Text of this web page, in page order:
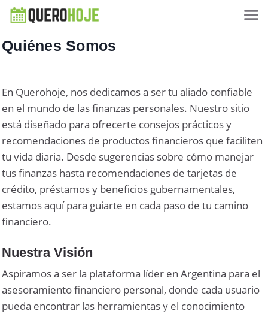
Quiénes Somos
En Querohoje, nos dedicamos a ser tu aliado confiable
en el mundo de las finanzas personales. Nuestro sitio
está diseñado para ofrecerte consejos prácticos y
recomendaciones de productos financieros que faciliten
tu vida diaria. Desde sugerencias sobre cómo manejar
tus finanzas hasta recomendaciones de tarjetas de
crédito, préstamos y beneficios gubernamentales,
estamos aquí para guiarte en cada paso de tu camino
financiero.
Nuestra Visión
Aspiramos a ser la plataforma líder en Argentina para el
asesoramiento financiero personal, donde cada usuario
pueda encontrar las herramientas y el conocimiento